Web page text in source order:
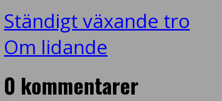
Ständigt växande tro
Om lidande
0 kommentarer